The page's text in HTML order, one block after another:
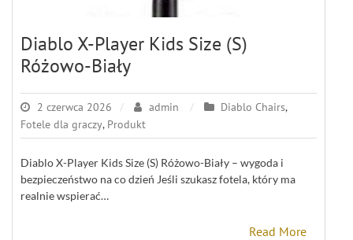
Diablo X-Player Kids Size (S)
Różowo-Biały
2 czerwca 2026 admin Diablo Chairs,
Fotele dla graczy, Produkt
Diablo X-Player Kids Size (S) Różowo-Biały – wygoda i
bezpieczeństwo na co dzień Jeśli szukasz fotela, który ma
realnie wspierać…
Read More